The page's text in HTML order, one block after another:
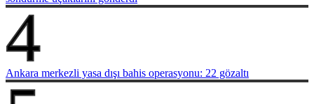
4
Ankara merkezli yasa dışı bahis operasyonu: 22 gözaltı